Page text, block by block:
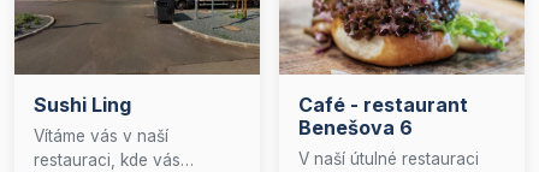
venkovní zahrádka, ideální
pro relaxaci a vychutnání
si gastronomických
autentický gurmánský
zážitek v příjemném
prostředí.
Sushi Ling
Vítáme vás v naší
restauraci, kde vás
Café - restaurant
Benešova 6
V naší útulné restauraci